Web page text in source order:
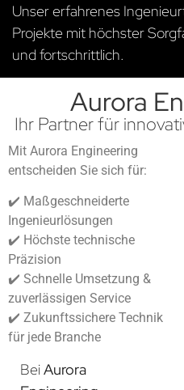
Unser erfahrenes
Projekte mit höchster
und fortschrittlich.
Aurora
Ihr Partner für
Mit Aurora Engineering
entscheiden Sie sich für:
✔️ Maßgeschneiderte
Ingenieurlösungen
✔️ Höchste technische
Präzision
✔️ Schnelle Umsetzung &
zuverlässigen Service
✔️ Zukunftssichere Technik
für jede Branche
BeiAurora